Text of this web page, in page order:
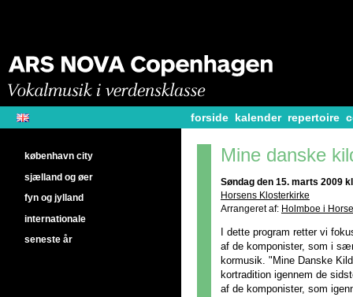
forside kalender repertoire
Mine danske
Søndag den 15. marts 2009
Horsens Klosterkirke
Arrangeret af: Holmboe i
I dette program retter vi
af de komponister, som i
kormusik. "Mine Danske
kortradition igennem de
af de komponister, som
københavn city
sjælland og øer
fyn og jylland
internationale
seneste år